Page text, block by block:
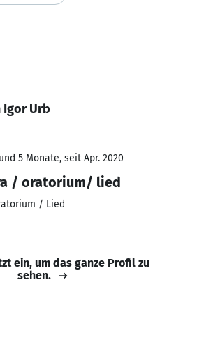
Igor Urb
5 Monate, seit Apr. 2020
/ oratorium/ lied
/ Lied
ein, um das ganze Profil zu
sehen.